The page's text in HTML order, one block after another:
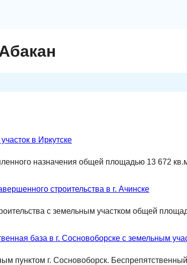
в Иркутске
назначения общей площадью 13 672
строительства в г. Ачинске
c земельным участком общей
база в г. Сосновоборске с земельным
пунктом г. Сосновоборск.